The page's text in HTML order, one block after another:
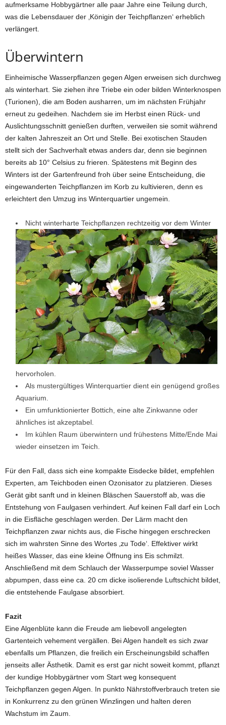
aufmerksame Hobbygärtner alle paar Jahre eine Teilung durch,
was die Lebensdauer der ‚Königin der Teichpflanzen‘ erheblich
verlängert.
Überwintern
Einheimische Wasserpflanzen gegen Algen erweisen sich durchweg
als winterhart. Sie ziehen ihre Triebe ein oder bilden Winterknospen
(Turionen), die am Boden ausharren, um im nächsten Frühjahr
erneut zu gedeihen. Nachdem sie im Herbst einen Rück- und
Auslichtungsschnitt genießen durften, verweilen sie somit während
der kalten Jahreszeit an Ort und Stelle. Bei exotischen Stauden
stellt sich der Sachverhalt etwas anders dar, denn sie beginnen
bereits ab 10° Celsius zu frieren. Spätestens mit Beginn des
Winters ist der Gartenfreund froh über seine Entscheidung, die
eingewanderten Teichpflanzen im Korb zu kultivieren, denn es
erleichtert den Umzug ins Winterquartier ungemein.
Nicht winterharte Teichpflanzen rechtzeitig vor dem Winter
hervorholen.
Als mustergültiges Winterquartier dient ein genügend großes
Aquarium.
Ein umfunktionierter Bottich, eine alte Zinkwanne oder
ähnliches ist akzeptabel.
Im kühlen Raum überwintern und frühestens Mitte/Ende Mai
wieder einsetzen im Teich.
Für den Fall, dass sich eine kompakte Eisdecke bildet, empfehlen
Experten, am Teichboden einen Ozonisator zu platzieren. Dieses
Gerät gibt sanft und in kleinen Bläschen Sauerstoff ab, was die
Entstehung von Faulgasen verhindert. Auf keinen Fall darf ein Loch
in die Eisfläche geschlagen werden. Der Lärm macht den
Teichpflanzen zwar nichts aus, die Fische hingegen erschrecken
sich im wahrsten Sinne des Wortes ‚zu Tode‘. Effektiver wirkt
heißes Wasser, das eine kleine Öffnung ins Eis schmilzt.
Anschließend mit dem Schlauch der Wasserpumpe soviel Wasser
abpumpen, dass eine ca. 20 cm dicke isolierende Luftschicht bildet,
die entstehende Faulgase absorbiert.
Fazit
Eine Algenblüte kann die Freude am liebevoll angelegten
Gartenteich vehement vergällen. Bei Algen handelt es sich zwar
ebenfalls um Pflanzen, die freilich ein Erscheinungsbild schaffen
jenseits aller Ästhetik. Damit es erst gar nicht soweit kommt, pflanzt
der kundige Hobbygärtner vom Start weg konsequent
Teichpflanzen gegen Algen. In punkto Nährstoffverbrauch treten sie
in Konkurrenz zu den grünen Winzlingen und halten deren
Wachstum im Zaum.